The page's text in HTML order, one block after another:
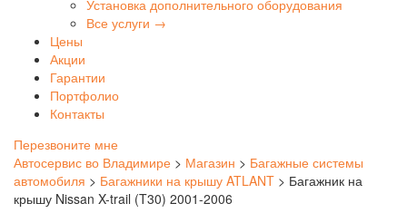
Установка дополнительного оборудования
Все услуги →
Цены
Акции
Гарантии
Портфолио
Контакты
Перезвоните мне
Автосервис во Владимире > Магазин > Багажные системы
автомобиля > Багажники на крышу ATLANT > Багажник на
крышу Nissan X-trail (T30) 2001-2006